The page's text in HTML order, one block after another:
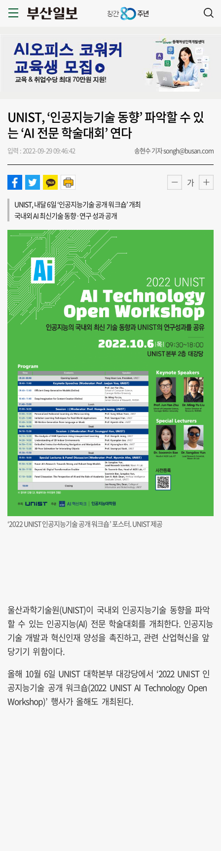
UNIST, ‘인공지능기술 동향’ 파악할 수 있
는 ‘AI 전문 학술대회’ 연다
입력 : 2022-09-29 09:46:42 송현수 기자 songh@busan.com
가
UNIST, 내달 6일 ‘인공지능기술 공개 워크숍’ 개최
국내외 AI 최신기술 동향·연구 성과 공개
‘2022 UNIST 인공지능기술 공개 워크숍’ 포스터. UNIST 제공
울산과학기술원(UNIST)이 국내외 인공지능기술 동향을 파악
할 수 있는 인공지능(AI) 전문 학술대회를 개최한다. 인공지능
기술 개발과 혁신인재 양성을 촉진하고, 관련 산업혁신을 앞
당기기 위함이다.
올해 10월 6일 UNIST 대학본부 대강당에서 ‘2022 UNIST 인
공지능기술 공개 워크숍(2022 UNIST AI Technology Open
Workshop)’ 행사가 올해도 개최된다.